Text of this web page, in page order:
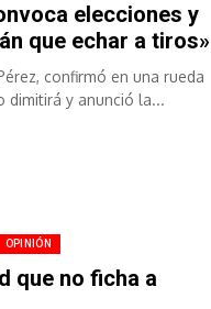
elecciones y
que echar a tiros»
confirmó en una rueda
dimitirá y anunció la...
OPINIÓN
que no ficha a